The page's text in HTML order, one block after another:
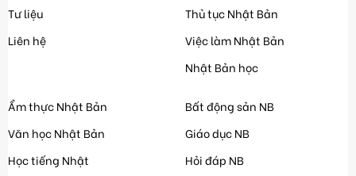
Tư liệu
Liên hệ
Thủ tục Nhật Bản
Việc làm Nhật Bản
Nhật Bản học
Ẩm thực Nhật Bản
Văn học Nhật Bản
Học tiếng Nhật
Bất động sản NB
Giáo dục NB
Hỏi đáp NB